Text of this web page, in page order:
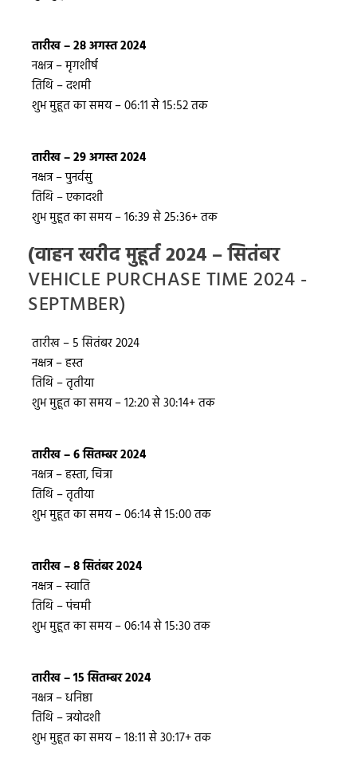
तारीख – 28 अगस्त 2024
नक्षत्र – मृगशीर्ष
तिथि – दशमी
शुभ मुहूत का समय – 06:11 से 15:52 तक
तारीख – 29 अगस्त 2024
नक्षत्र – पुनर्वसु
तिथि – एकादशी
शुभ मुहूत का समय – 16:39 से 25:36+ तक
(वाहन खरीद मुहूर्त 2024 – सितंबर
VEHICLE PURCHASE TIME 2024 -
SEPTMBER)
तारीख – 5 सितंबर 2024
नक्षत्र – हस्त
तिथि – तृतीया
शुभ मुहूत का समय – 12:20 से 30:14+ तक
तारीख – 6 सितम्बर 2024
नक्षत्र – हस्ता, चित्रा
तिथि – तृतीया
शुभ मुहूत का समय – 06:14 से 15:00 तक
तारीख – 8 सितंबर 2024
नक्षत्र – स्वाति
तिथि – पंचमी
शुभ मुहूत का समय – 06:14 से 15:30 तक
तारीख – 15 सितम्बर 2024
नक्षत्र – धनिष्ठा
तिथि – त्रयोदशी
शुभ मुहूत का समय – 18:11 से 30:17+ तक